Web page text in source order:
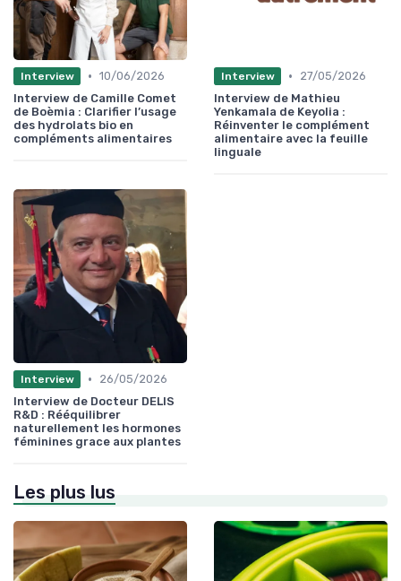
Interview • 10/06/2026
Interview de Camille Comet
de Boèmia : Clarifier l’usage
des hydrolats bio en
compléments alimentaires
Interview •
27/05/2026
Interview de Mathieu
Yenkamala de Keyolia :
Réinventer le complément
alimentaire avec la feuille
linguale
Interview •
26/05/2026
Interview de Docteur DELIS
R&D : Rééquilibrer
naturellement les hormones
féminines grace aux plantes
Les plus lus